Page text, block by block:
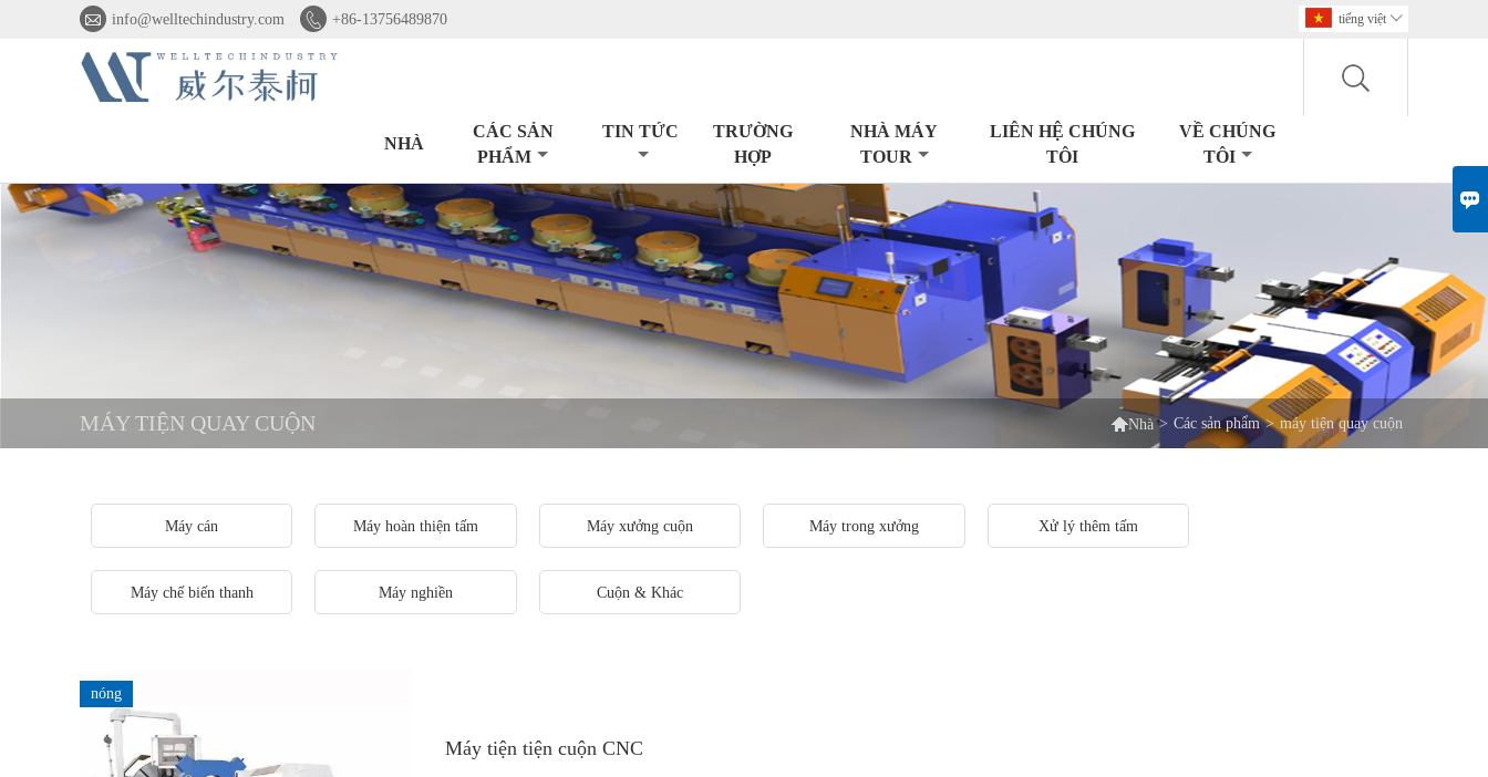

 info@welltechindustry.com  +86-13756489870 tiếng việt 
NHÀ
CÁC SẢN
PHẨM
TIN TỨC
TRƯỜNG
HỢP
NHÀ MÁY
TOUR
LIÊN HỆ CHÚNG
TÔI
VỀ CHÚNG
TÔI
MÁY TIỆN QUAY CUỘN Nhà > Các sản phẩm > máy tiện quay cuộn
Máy cán Máy hoàn thiện tấm Máy xưởng cuộn Máy trong xưởng Xử lý thêm tấm
Máy chế biến thanh Máy nghiền Cuộn & Khác
nóng
Máy tiện tiện cuộn CNC